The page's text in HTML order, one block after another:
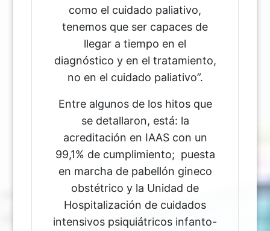
como el cuidado paliativo,
tenemos que ser capaces de
llegar a tiempo en el
diagnóstico y en el tratamiento,
no en el cuidado paliativo”.
Entre algunos de los hitos que
se detallaron, está: la
acreditación en IAAS con un
99,1% de cumplimiento; puesta
en marcha de pabellón gineco
obstétrico y la Unidad de
Hospitalización de cuidados
intensivos psiquiátricos infanto-